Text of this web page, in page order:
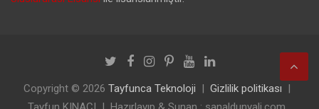
Copyright © 2026 Tayfunca Teknoloji
Gizlilik politikası